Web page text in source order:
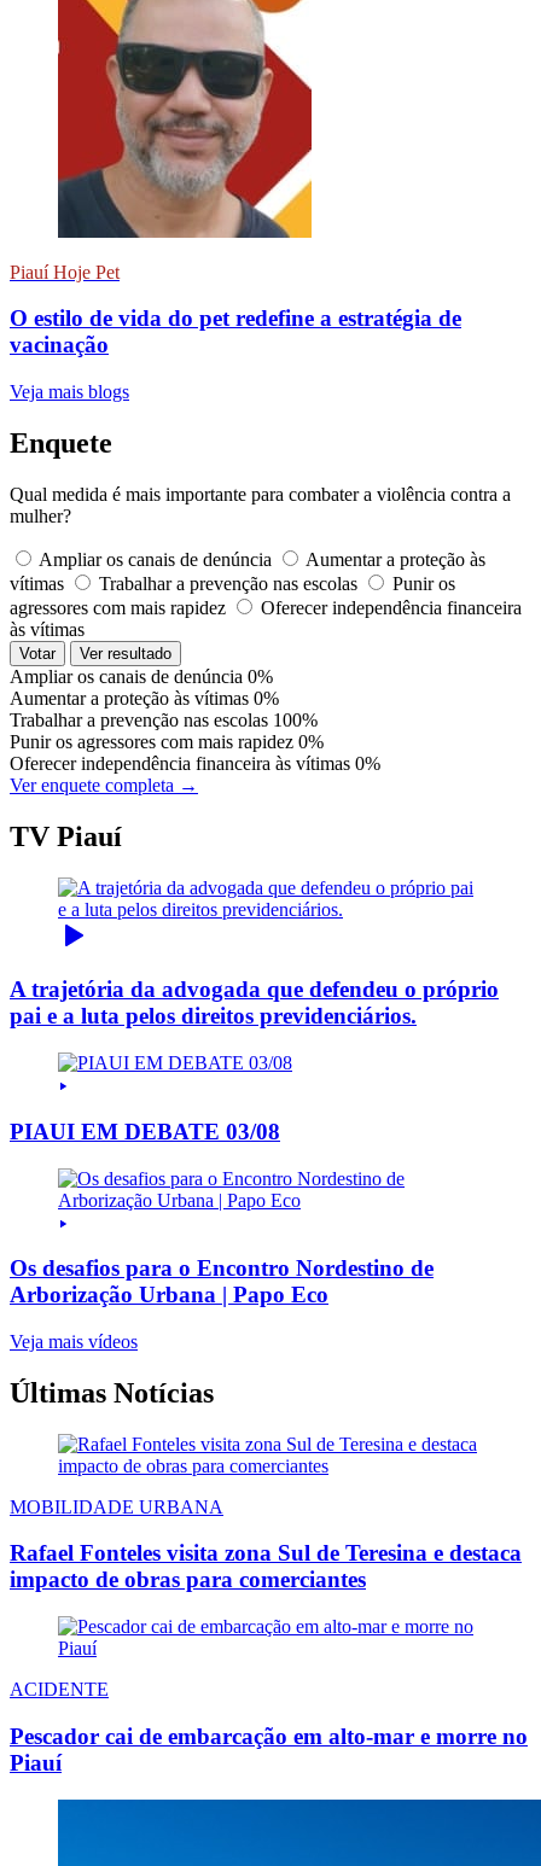
Piauí Hoje Pet
O estilo de vida do pet redefine a estratégia de
vacinação
Veja mais blogs
Enquete
Qual medida é mais importante para combater a violência contra a
mulher?
Ampliar os canais de denúncia
Aumentar a proteção às
vítimas
Trabalhar a prevenção nas escolas
Punir os
agressores com mais rapidez
Oferecer independência financeira
às vítimas
Votar Ver resultado
Ampliar os canais de denúncia 0%
Aumentar a proteção às vítimas 0%
Trabalhar a prevenção nas escolas 100%
Punir os agressores com mais rapidez 0%
Oferecer independência financeira às vítimas 0%
Ver enquete completa →
TV Piauí
A trajetória da advogada que defendeu o próprio
pai e a luta pelos direitos previdenciários.
PIAUI EM DEBATE 03/08
Os desafios para o Encontro Nordestino de
Arborização Urbana | Papo Eco
Veja mais vídeos
Últimas Notícias
MOBILIDADE URBANA
Rafael Fonteles visita zona Sul de Teresina e destaca
impacto de obras para comerciantes
ACIDENTE
Pescador cai de embarcação em alto-mar e morre no
Piauí